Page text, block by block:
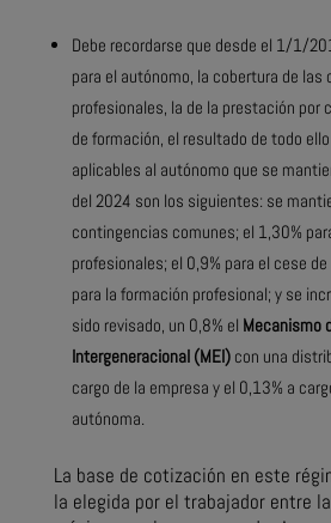
Debe recordarse que desde el 1/1/
para el autónomo, la cobertura de las
profesionales, la de la prestación por
de formación, el resultado de todo
aplicables al autónomo que se
del 2024 son los siguientes: se
contingencias comunes; el 1,30%
profesionales; el 0,9% para el cese
para la formación profesional; y se
sido revisado, un 0,8% el Mecanismo
Intergeneracional (MEI)con una
cargo de la empresa y el 0,13% a
autónoma.
La base de cotización en este
la elegida por el trabajador entre